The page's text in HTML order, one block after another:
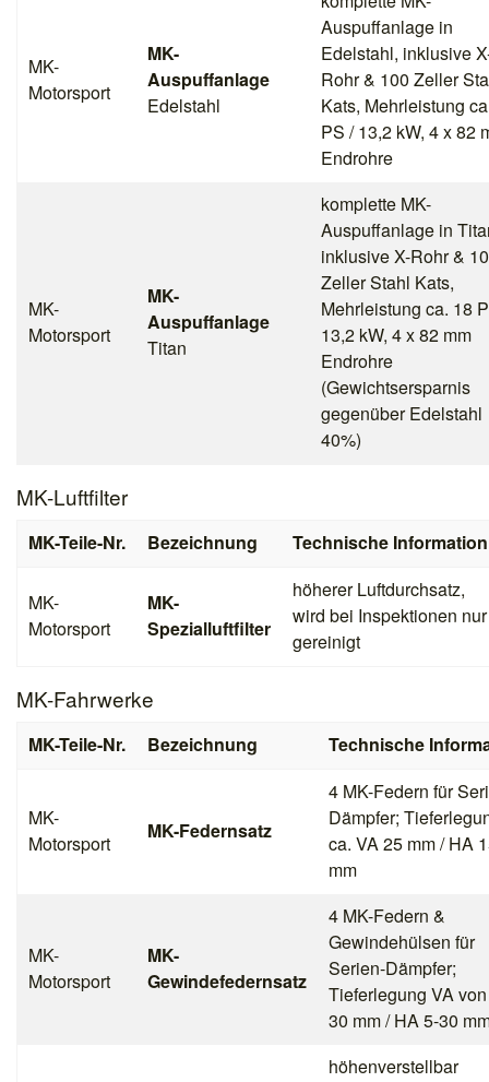
MK-
Motorsport
MK-
Auspuffanlage
Edelstahl
Auspuffanlage in
Edelstahl, inklusive
Rohr & 100 Zeller
Kats, Mehrleistung
PS / 13,2 kW, 4 x 82
Endrohre
MK-
Motorsport
MK-
Auspuffanlage
Titan
komplette MK-
Auspuffanlage in
inklusive X-Rohr &
Zeller Stahl Kats,
Mehrleistung ca. 18
13,2 kW, 4 x 82 mm
Endrohre
(Gewichtsersparnis
gegenüber Edelstahl
40%)
MK-Luftfilter
MK-Teile-Nr. Bezeichnung Technische Information
MK-
Motorsport
MK-
Spezialluftfilter
höherer Luftdurchsatz,
wird bei Inspektionen nur
gereinigt
MK-Fahrwerke
MK-Teile-Nr. Bezeichnung Technische
MK-
Motorsport
MK-Federnsatz
4 MK-Federn für
Dämpfer;
ca. VA 25 mm / HA
mm
MK-
Motorsport
MK-
Gewindefedernsatz
4 MK-Federn &
Gewindehülsen für
Serien-Dämpfer;
Tieferlegung VA
30 mm / HA 5-30
höhenverstellbar